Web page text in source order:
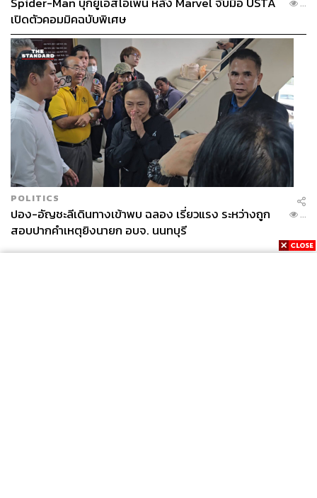
เปิดตัวคอมมิคฉบับพิเศษ
...
POLITICS
ปอง-อัญชะลีเดินทางเข้าพบ ฉลอง เรี่ยวแรง ระหว่างถูก
สอบปากคำเหตุยิงนายก อบจ. นนทบุรี
...